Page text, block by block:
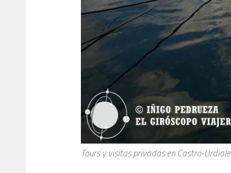
Tours y visitas privadas en Castro-